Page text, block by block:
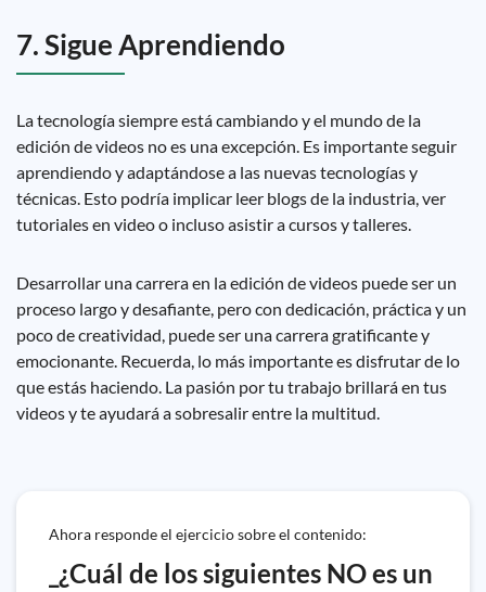
7. Sigue Aprendiendo
La tecnología siempre está cambiando y el mundo de la
edición de videos no es una excepción. Es importante seguir
aprendiendo y adaptándose a las nuevas tecnologías y
técnicas. Esto podría implicar leer blogs de la industria, ver
tutoriales en video o incluso asistir a cursos y talleres.
Desarrollar una carrera en la edición de videos puede ser un
proceso largo y desafiante, pero con dedicación, práctica y un
poco de creatividad, puede ser una carrera gratificante y
emocionante. Recuerda, lo más importante es disfrutar de lo
que estás haciendo. La pasión por tu trabajo brillará en tus
videos y te ayudará a sobresalir entre la multitud.
Ahora responde el ejercicio sobre el contenido:
_¿Cuál de los siguientes NO es un